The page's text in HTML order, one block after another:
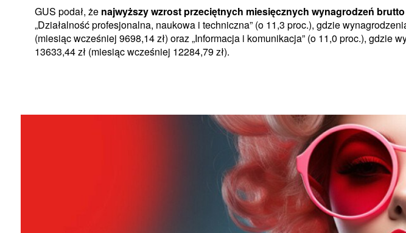
GUS podał, że najwyższy wzrost przeciętnych miesięcznych wynagrodzeń brutto
„Działalność profesjonalna, naukowa i techniczna” (o 11,3 proc.), gdzie
(miesiąc wcześniej 9698,14 zł) oraz „Informacja i komunikacja” (o 11,0 proc.), gdzie
13633,44 zł (miesiąc wcześniej 12284,79 zł).